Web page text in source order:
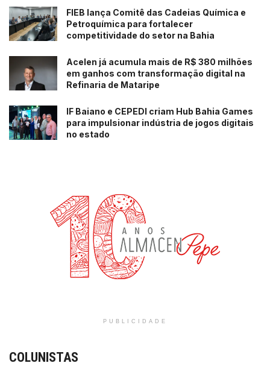
FIEB lança Comitê das Cadeias Química e
Petroquímica para fortalecer
competitividade do setor na Bahia
Acelen já acumula mais de R$ 380 milhões
em ganhos com transformação digital na
Refinaria de Mataripe
IF Baiano e CEPEDI criam Hub Bahia Games
para impulsionar indústria de jogos digitais
no estado
PUBLICIDADE
COLUNISTAS